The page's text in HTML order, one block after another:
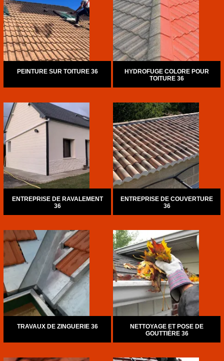
PEINTURE SUR TOITURE 36
HYDROFUGE COLORE POUR
TOITURE 36
ENTREPRISE DE RAVALEMENT
36
ENTREPRISE DE COUVERTURE
36
TRAVAUX DE ZINGUERIE 36
NETTOYAGE ET POSE DE
GOUTTIÈRE 36